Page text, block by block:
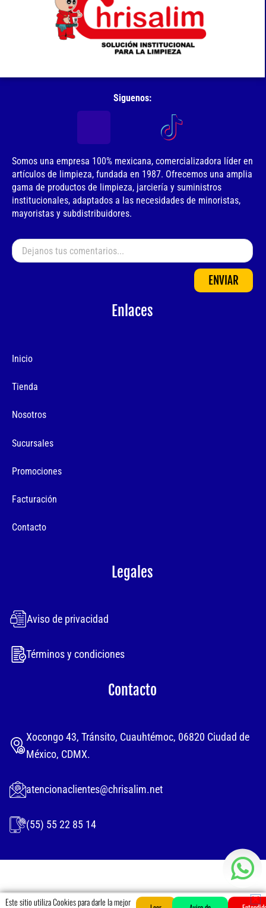
Siguenos:
Somos una empresa 100% mexicana, comercializadora líder en
artículos de limpieza, fundada en 1987. Ofrecemos una amplia
gama de productos de limpieza, jarciería y suministros
institucionales, adaptados a las necesidades de minoristas,
mayoristas y subdistribuidores.
ENVIAR
Enlaces
Inicio
Tienda
Nosotros
Sucursales
Promociones
Facturación
Contacto
Legales
Aviso de privacidad
Términos y condiciones
Contacto
Xocongo 43, Tránsito, Cuauhtémoc, 06820 Ciudad de
México, CDMX.
atencionaclientes@chrisalim.net
(55) 55 22 85 14
MENU
Este sitio utiliza Cookies para darle la mejor